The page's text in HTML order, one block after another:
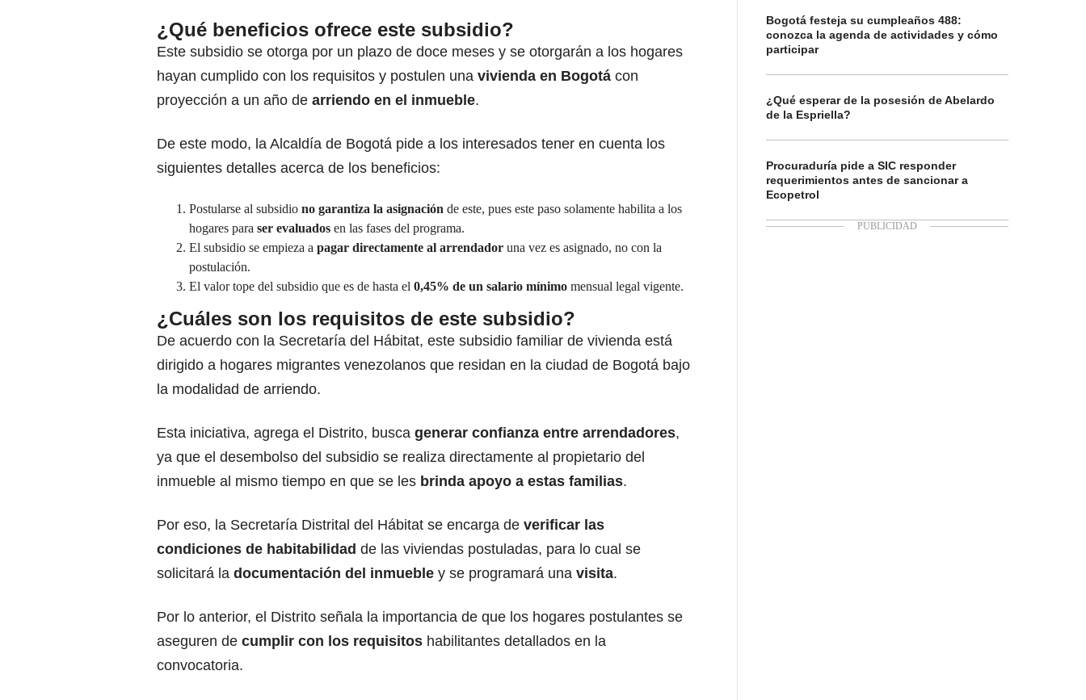
¿Qué beneficios ofrece este subsidio?
Este subsidio se otorga por un plazo de doce meses y se otorgarán a los hogares
hayan cumplido con los requisitos y postulen una vivienda en Bogotá con
proyección a un año de arriendo en el inmueble.
De este modo, la Alcaldía de Bogotá pide a los interesados tener en cuenta los
siguientes detalles acerca de los beneficios:
Postularse al subsidio no garantiza la asignación de este, pues este paso solamente habilita a los
hogares para ser evaluados en las fases del programa.
El subsidio se empieza a pagar directamente al arrendador una vez es asignado, no con la
postulación.
El valor tope del subsidio que es de hasta el 0,45% de un salario mínimo mensual legal vigente.
¿Cuáles son los requisitos de este subsidio?
De acuerdo con la Secretaría del Hábitat, este subsidio familiar de vivienda está
dirigido a hogares migrantes venezolanos que residan en la ciudad de Bogotá bajo
la modalidad de arriendo.
Esta iniciativa, agrega el Distrito, busca generar confianza entre arrendadores,
ya que el desembolso del subsidio se realiza directamente al propietario del
inmueble al mismo tiempo en que se les brinda apoyo a estas familias.
Por eso, la Secretaría Distrital del Hábitat se encarga de verificar las
condiciones de habitabilidad de las viviendas postuladas, para lo cual se
solicitará la documentación del inmueble y se programará una visita.
Por lo anterior, el Distrito señala la importancia de que los hogares postulantes se
aseguren de cumplir con los requisitos habilitantes detallados en la
convocatoria.
Bogotá festeja su cumpleaños 488:
conozca la agenda de actividades y cómo
participar
¿Qué esperar de la posesión de Abelardo
de la Espriella?
Procuraduría pide a SIC responder
requerimientos antes de sancionar a
Ecopetrol